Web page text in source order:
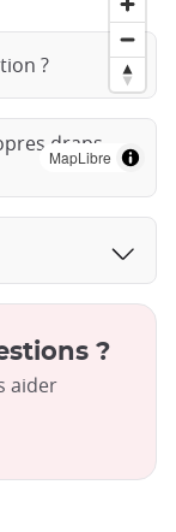
MapLibre
?
draps
?
aider